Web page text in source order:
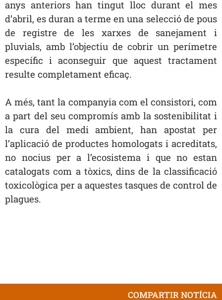
anys anteriors han tingut lloc durant el mes
d’abril, es duran a terme en una selecció de pous
de registre de les xarxes de sanejament i
pluvials, amb l’objectiu de cobrir un perímetre
específic i aconseguir que aquest tractament
resulte completament eficaç.
A més, tant la companyia com el consistori, com
a part del seu compromís amb la sostenibilitat i
la cura del medi ambient, han apostat per
l’aplicació de productes homologats i acreditats,
no nocius per a l’ecosistema i que no estan
catalogats com a tòxics, dins de la classificació
toxicològica per a aquestes tasques de control de
plagues.
COMPARTIR NOTÍCIA